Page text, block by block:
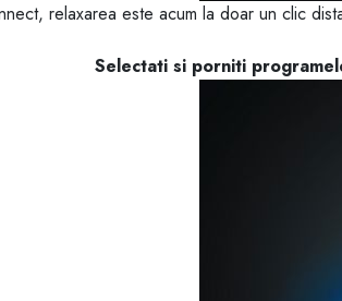
relaxarea este acum la doar un clic
Selectati si porniti